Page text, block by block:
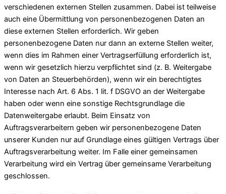
verschiedenen externen Stellen zusammen. Dabei ist teilweise
auch eine Übermittlung von personenbezogenen Daten an
diese externen Stellen erforderlich. Wir geben
personenbezogene Daten nur dann an externe Stellen weiter,
wenn dies im Rahmen einer Vertragserfüllung erforderlich ist,
wenn wir gesetzlich hierzu verpflichtet sind (z. B. Weitergabe
von Daten an Steuerbehörden), wenn wir ein berechtigtes
Interesse nach Art. 6 Abs. 1 lit. f DSGVO an der Weitergabe
haben oder wenn eine sonstige Rechtsgrundlage die
Datenweitergabe erlaubt. Beim Einsatz von
Auftragsverarbeitern geben wir personenbezogene Daten
unserer Kunden nur auf Grundlage eines gültigen Vertrags über
Auftragsverarbeitung weiter. Im Falle einer gemeinsamen
Verarbeitung wird ein Vertrag über gemeinsame Verarbeitung
geschlossen.